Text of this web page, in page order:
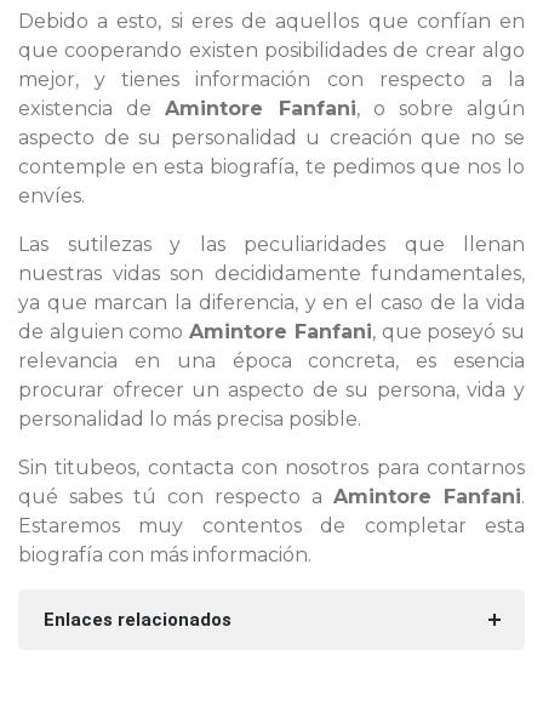
Debido a esto, si eres de aquellos que confían en
que cooperando existen posibilidades de crear algo
mejor, y tienes información con respecto a la
existencia deAmintore Fanfani, o sobre algún
aspecto de su personalidad u creación que no se
contemple en esta biografía, te pedimos que nos lo
envíes.
Las sutilezas y las peculiaridades que llenan
nuestras vidas son decididamente fundamentales,
ya que marcan la diferencia, y en el caso de la vida
de alguien comoAmintore Fanfani, que poseyó su
relevancia en una época concreta, es esencia
procurar ofrecer un aspecto de su persona, vida y
personalidad lo más precisa posible.
Sin titubeos, contacta con nosotros para contarnos
qué sabes tú con respecto a Amintore Fanfani.
Estaremos muy contentos de completar esta
biografía con más información.
Enlaces relacionados